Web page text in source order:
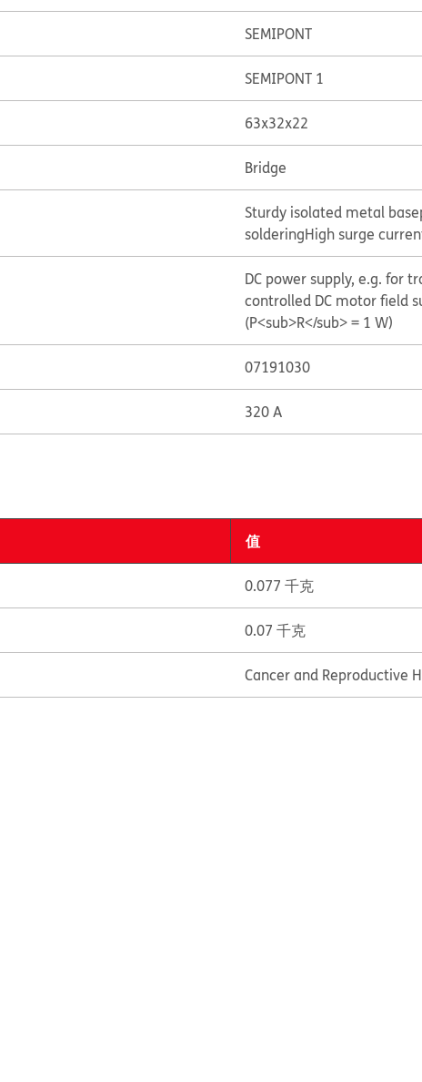
SEMIPONT
SEMIPONT 1
63x32x22
Bridge
Sturdy isolated metal
solderingHigh surge
DC power supply, e.g. for
controlled DC motor field
(P<sub>R</sub> = 1 W)
07191030
320 A
值
0.077 千克
0.07 千克
Cancer and Reproductive